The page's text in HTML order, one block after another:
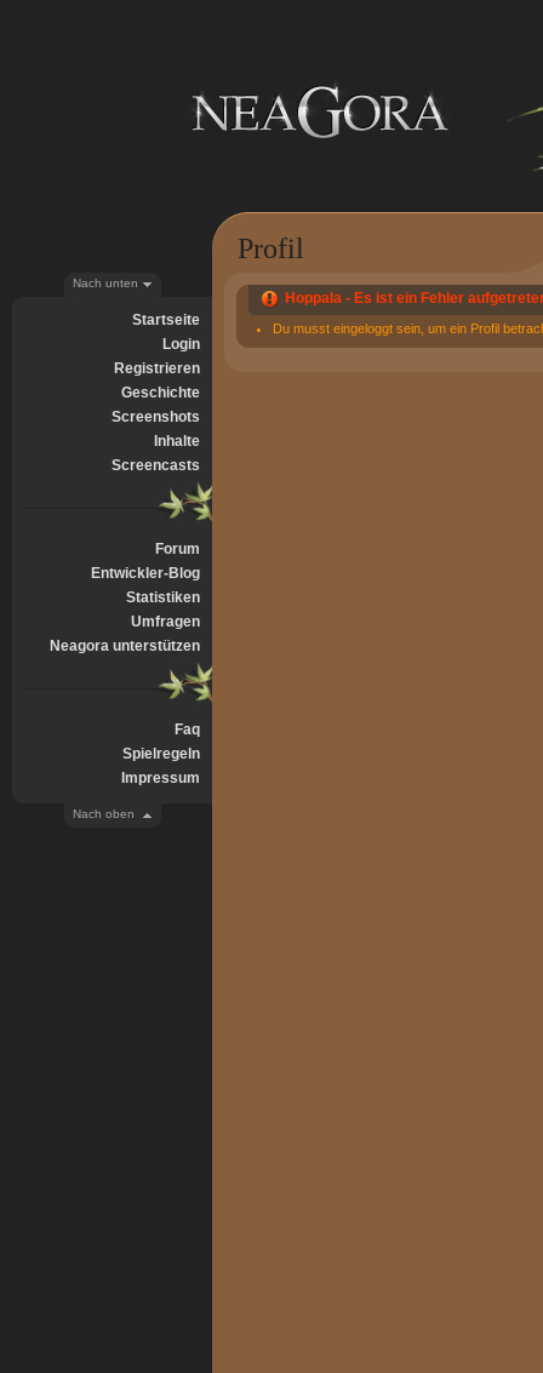
Nach unten
Startseite
Login
Registrieren
Geschichte
Screenshots
Inhalte
Screencasts
Forum
Entwickler-Blog
Statistiken
Umfragen
Neagora unterstützen
Faq
Spielregeln
Impressum
Nach oben
Profil
Hoppala - Es ist ein Fehler
Du musst eingeloggt sein, um ein Profil